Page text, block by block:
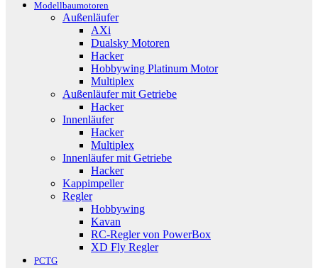
Modellbaumotoren
Außenläufer
AXi
Dualsky Motoren
Hacker
Hobbywing Platinum Motor
Multiplex
Außenläufer mit Getriebe
Hacker
Innenläufer
Hacker
Multiplex
Innenläufer mit Getriebe
Hacker
Kappimpeller
Regler
Hobbywing
Kavan
RC-Regler von PowerBox
XD Fly Regler
PCTG